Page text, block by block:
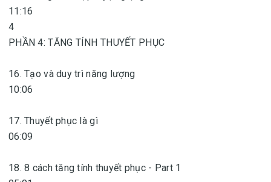
11:16
4
PHẦN 4: TĂNG TÍNH THUYẾT PHỤC
16. Tạo và duy trì năng lượng
10:06
17. Thuyết phục là gì
06:09
18. 8 cách tăng tính thuyết phục - Part 1